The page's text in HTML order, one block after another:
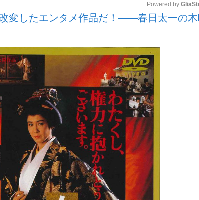
ャパン選手が証言した“NPB聞... 「クマが悪者
」サッカー日本代表・森保一監督...
Mute
Powered by
変したエンタメ作品だ！――春日太一の木